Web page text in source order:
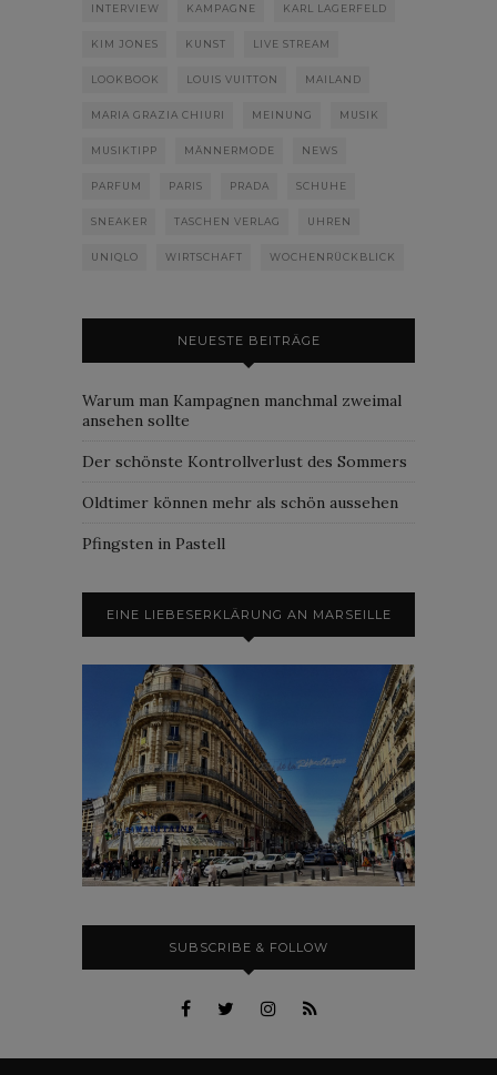
INTERVIEW KAMPAGNE KARL LAGERFELD
KIM JONES KUNST LIVE STREAM
LOOKBOOK LOUIS VUITTON MAILAND
MARIA GRAZIA CHIURI MEINUNG MUSIK
MUSIKTIPP MÄNNERMODE NEWS
PARFUM PARIS PRADA SCHUHE
SNEAKER TASCHEN VERLAG UHREN
UNIQLO WIRTSCHAFT WOCHENRÜCKBLICK
NEUESTE BEITRÄGE
Warum man Kampagnen manchmal zweimal
ansehen sollte
Der schönste Kontrollverlust des Sommers
Oldtimer können mehr als schön aussehen
Pfingsten in Pastell
EINE LIEBESERKLÄRUNG AN MARSEILLE
SUBSCRIBE & FOLLOW